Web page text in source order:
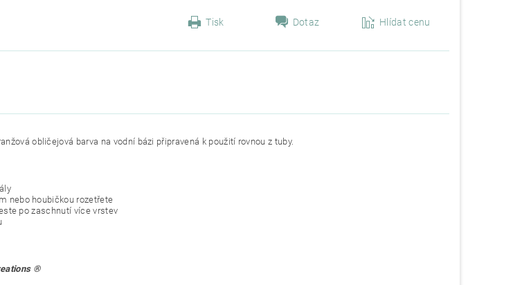
Tisk Dotaz Hlídat cenu
obličejová barva na vodní bázi připravená k použití rovnou z tuby.
nebo houbičkou rozetřete
po zaschnutí více vrstev
®